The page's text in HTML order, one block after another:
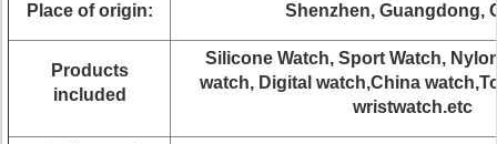
Place of origin: Shenzhen, Guangdong,
Products
included
Silicone Watch, Sport Watch,
watch, Digital watch,China
wristwatch.etc